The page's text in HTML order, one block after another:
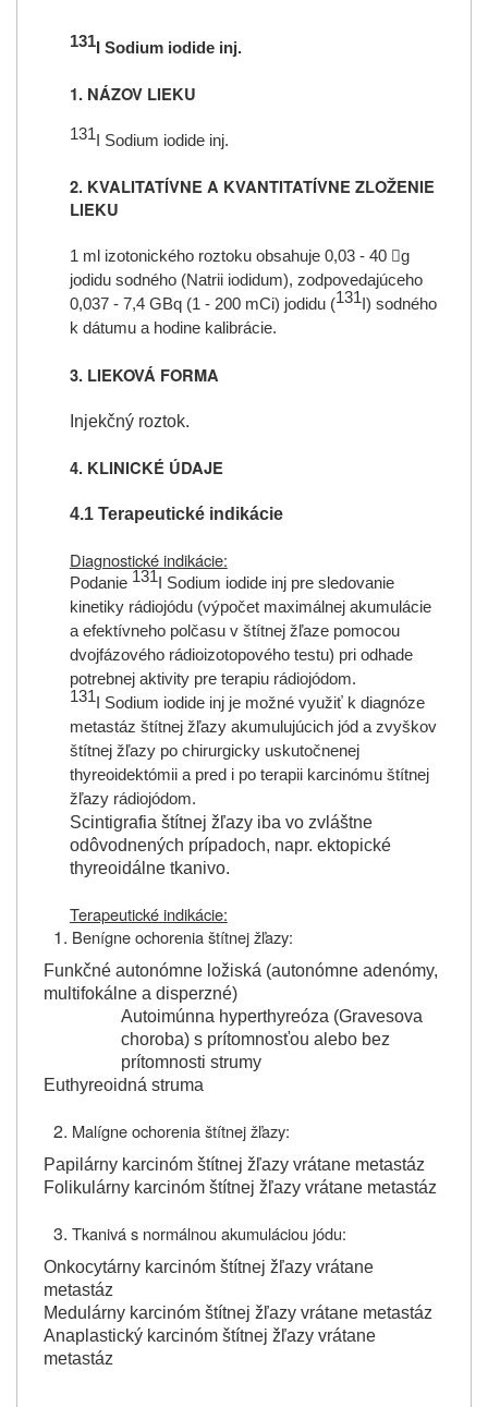
131I Sodium iodide inj.
1. NÁZOV LIEKU
131I Sodium iodide inj.
2. KVALITATÍVNE A KVANTITATÍVNE ZLOŽENIE
LIEKU
1 ml izotonického roztoku obsahuje 0,03 - 40 g
jodidu sodného (Natrii iodidum), zodpovedajúceho
0,037 - 7,4 GBq (1 - 200 mCi) jodidu (131I) sodného
k dátumu a hodine kalibrácie.
3. LIEKOVÁ FORMA
Injekčný roztok.
4. KLINICKÉ ÚDAJE
4.1 Terapeutické indikácie
Diagnostické indikácie:
Podanie 131I Sodium iodide inj pre sledovanie
kinetiky rádiojódu (výpočet maximálnej akumulácie
a efektívneho polčasu v štítnej žľaze pomocou
dvojfázového rádioizotopového testu) pri odhade
potrebnej aktivity pre terapiu rádiojódom.
131I Sodium iodide inj je možné využiť k diagnóze
metastáz štítnej žľazy akumulujúcich jód a zvyškov
štítnej žľazy po chirurgicky uskutočnenej
thyreoidektómii a pred i po terapii karcinómu štítnej
žľazy rádiojódom.
Scintigrafia štítnej žľazy iba vo zvláštne
odôvodnených prípadoch, napr. ektopické
thyreoidálne tkanivo.
Terapeutické indikácie:
Benígne ochorenia štítnej žľazy:
Funkčné autonómne ložiská (autonómne adenómy,
multifokálne a disperzné)
Autoimúnna hyperthyreóza (Gravesova
choroba) s prítomnosťou alebo bez
prítomnosti strumy
Euthyreoidná struma
Malígne ochorenia štítnej žľazy:
Papilárny karcinóm štítnej žľazy vrátane metastáz
Folikulárny karcinóm štítnej žľazy vrátane metastáz
Tkanivá s normálnou akumuláciou jódu:
Onkocytárny karcinóm štítnej žľazy vrátane
metastáz
Medulárny karcinóm štítnej žľazy vrátane metastáz
Anaplastický karcinóm štítnej žľazy vrátane
metastáz